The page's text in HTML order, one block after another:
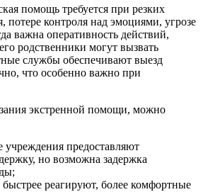
помощь требуется при резких
потере контроля над эмоциями, угрозе
важна оперативность действий,
родственники могут вызвать
службы обеспечивают выезд
что особенно важно при
экстренной помощи, можно
учреждения предоставляют
но возможна задержка
реагируют, более комфортные